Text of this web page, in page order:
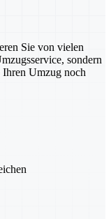
Sie von vielen
sondern
Umzug noch